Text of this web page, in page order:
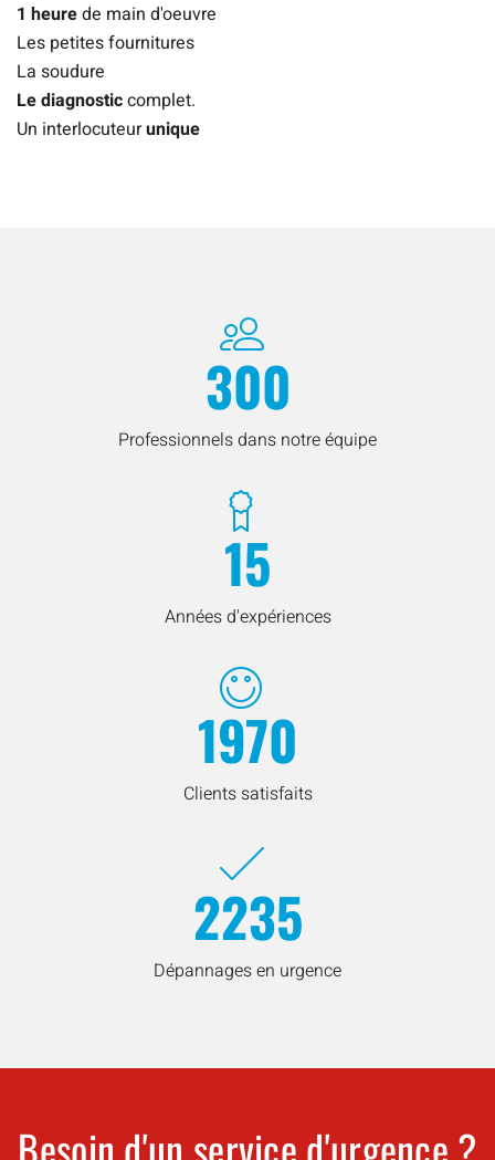
1 heurede main d'oeuvre
Les petites fournitures
La soudure
Le diagnosticcomplet.
Un interlocuteurunique
300
Professionnels dans notre équipe
15
Années d'expériences
1970
Clients satisfaits
2235
Dépannages en urgence